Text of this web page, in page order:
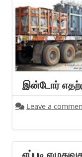
இன்டோர்
Leave a
எப்படி